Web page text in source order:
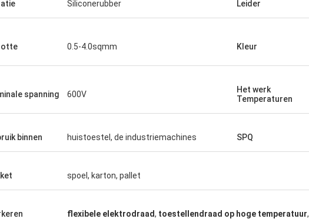
Rudy Muller
een zeer goed bedrijf, zijn de
goed!
Siliconerubber Leider
0.5-4.0sqmm Kleur
spanning 600V
Het werk
Temperaturen
binnen huistoestel, de industriemachines SPQ
spoel, karton, pallet
flexibele elektrodraad, toestellendraad op hoge temperatuur,